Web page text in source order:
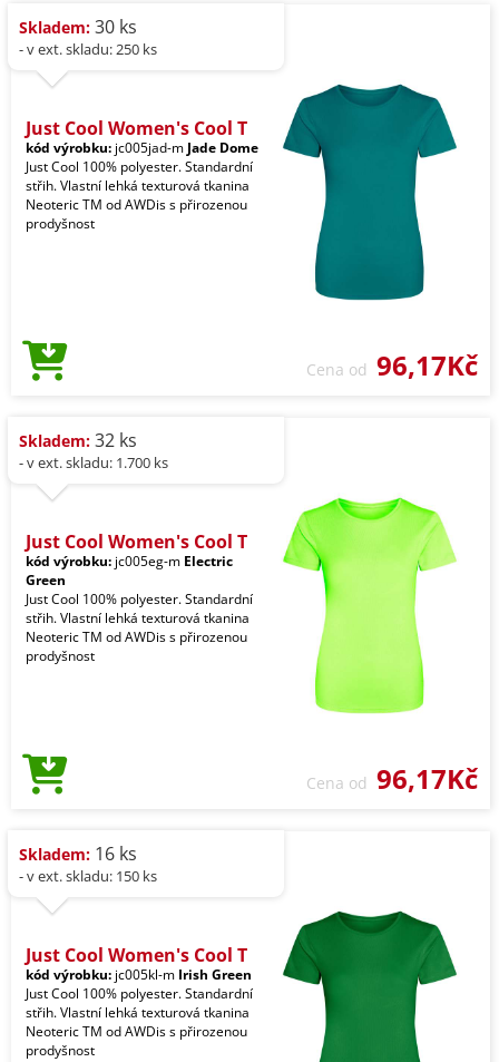
Skladem: 30 ks
- v ext. skladu: 250 ks
Just Cool Women's Cool T
kód výrobku: jc005jad-m Jade Dome
Just Cool 100% polyester. Standardní
střih. Vlastní lehká texturová tkanina
Neoteric TM od AWDis s přirozenou
prodyšnost
Cena od 96,17Kč
Skladem: 32 ks
- v ext. skladu: 1.700 ks
Just Cool Women's Cool T
kód výrobku: jc005eg-m Electric
Green
Just Cool 100% polyester. Standardní
střih. Vlastní lehká texturová tkanina
Neoteric TM od AWDis s přirozenou
prodyšnost
Cena od 96,17Kč
Skladem: 16 ks
- v ext. skladu: 150 ks
Just Cool Women's Cool T
kód výrobku: jc005kl-m Irish Green
Just Cool 100% polyester. Standardní
střih. Vlastní lehká texturová tkanina
Neoteric TM od AWDis s přirozenou
prodyšnost